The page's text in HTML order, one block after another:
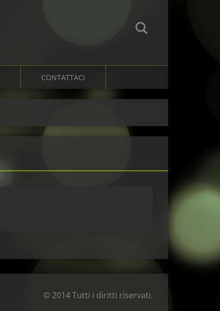
CONTATTACI
© 2014 Tutti i diritti riservati.